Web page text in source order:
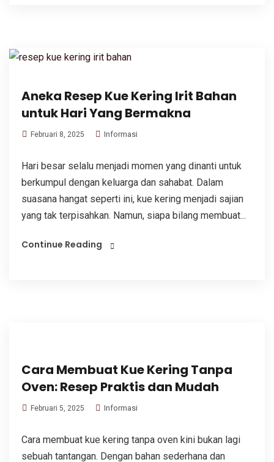
Aneka Resep Kue Kering Irit Bahan
untuk Hari Yang Bermakna
Februari 8, 2025 Informasi
Hari besar selalu menjadi momen yang dinanti untuk
berkumpul dengan keluarga dan sahabat. Dalam
suasana hangat seperti ini, kue kering menjadi sajian
yang tak terpisahkan. Namun, siapa bilang membuat...
Continue Reading
Cara Membuat Kue Kering Tanpa
Oven: Resep Praktis dan Mudah
Februari 5, 2025 Informasi
Cara membuat kue kering tanpa oven kini bukan lagi
sebuah tantangan. Dengan bahan sederhana dan